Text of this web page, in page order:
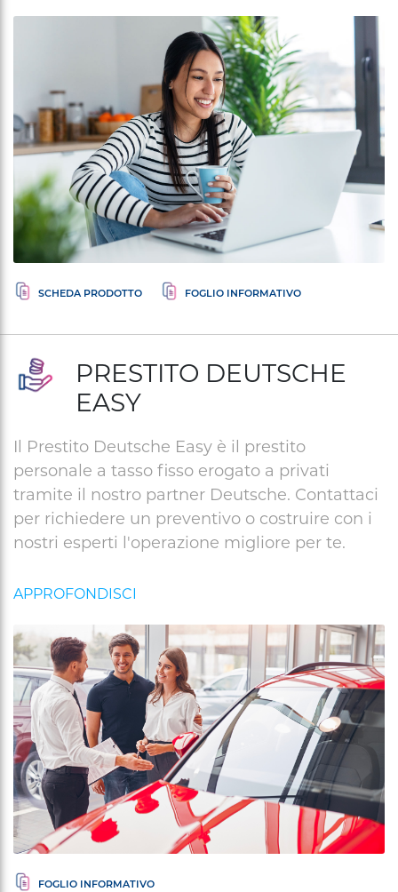
PRESTITO DEUTSCHE
EASY
Il Prestito Deutsche Easy è il prestito
personale a tasso fisso erogato a privati
tramite il nostro partner Deutsche. Contattaci
per richiedere un preventivo o costruire con i
nostri esperti l'operazione migliore per te.